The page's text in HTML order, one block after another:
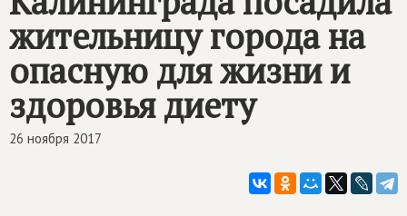
жительницу города на
опасную для жизни и
здоровья диету
26 ноября 2017